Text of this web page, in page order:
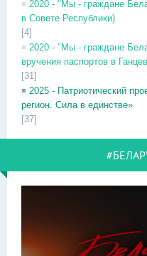
2020 - "Мы - граждане
в Совете Республики)
[4]
2020 - "Мы - граждане
вручения паспортов в
[31]
2025 - Патриотический
регион. Сила в единстве»
[37]